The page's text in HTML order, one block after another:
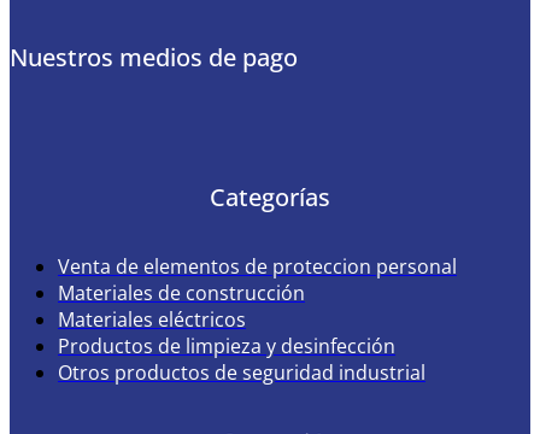
Nuestros medios de pago
Categorías
Venta de elementos de proteccion personal
Materiales de construcción
Materiales eléctricos
Productos de limpieza y desinfección
Otros productos de seguridad industrial